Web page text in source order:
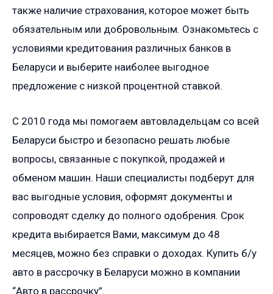
также наличие страхования, которое может быть
обязательным или добровольным. Ознакомьтесь с
условиями кредитования различных банков в
Беларуси и выберите наиболее выгодное
предложение с низкой процентной ставкой.
С 2010 года мы помогаем автовладельцам со всей
Беларуси быстро и безопасно решать любые
вопросы, связанные с покупкой, продажей и
обменом машин. Наши специалисты подберут для
вас выгодные условия, оформят документы и
сопроводят сделку до полного одобрения. Срок
кредита выбирается Вами, максимум до 48
месяцев, можно без справки о доходах. Купить б/у
авто в рассрочку в Беларуси можно в компании
“Авто в рассрочку”.